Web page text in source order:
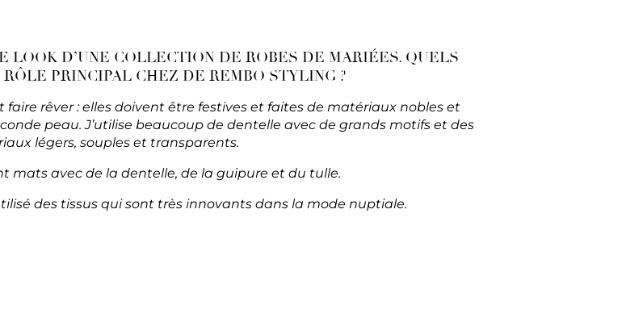
LOOK D’UNE COLLECTION DE ROBES DE MARIÉES. QUELS
PRINCIPAL CHEZ DE REMBO STYLING ?
faire rêver : elles doivent être festives et faites de matériaux nobles et
peau. J’utilise beaucoup de dentelle avec de grands motifs et des
légers, souples et transparents.
mats avec de la dentelle, de la guipure et du tulle.
des tissus qui sont très innovants dans la mode nuptiale.